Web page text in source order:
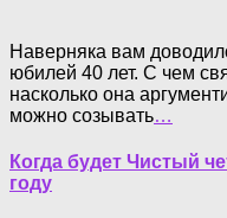
Наверняка вам
юбилей 40 лет. С чем
насколько она
можно созывать…
Когда будет Чистый
году